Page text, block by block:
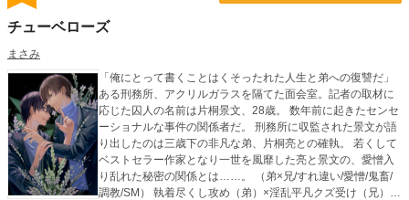
チューベローズ
まさみ
「俺にとって書くことはくそったれた人生と弟への復讐だ」
ある刑務所、アクリルガラスを隔てた面会室。記者の取材に
応じた囚人の名前は片桐景文、28歳。 数年前に起きたセンセ
ーショナルな事件の関係者だ。 刑務所に収監された景文が語
り出したのは三歳下の非凡な弟、片桐亮との確執。 若くして
ベストセラー作家となり一世を風靡した亮と景文の、愛憎入
り乱れた秘密の関係とは……。 （弟×兄/すれ違い/愛憎/鬼畜/
調教/SМ） 執着尽くし攻め（弟）×淫乱平凡クズ受け（兄）